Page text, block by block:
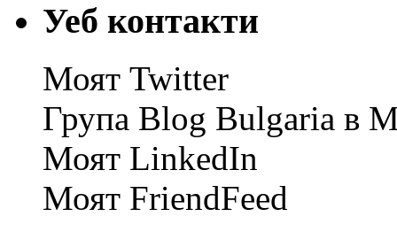
Уеб контакти
Моят Twitter
Група Blog Bulgaria в
Моят LinkedIn
Моят FriendFeed